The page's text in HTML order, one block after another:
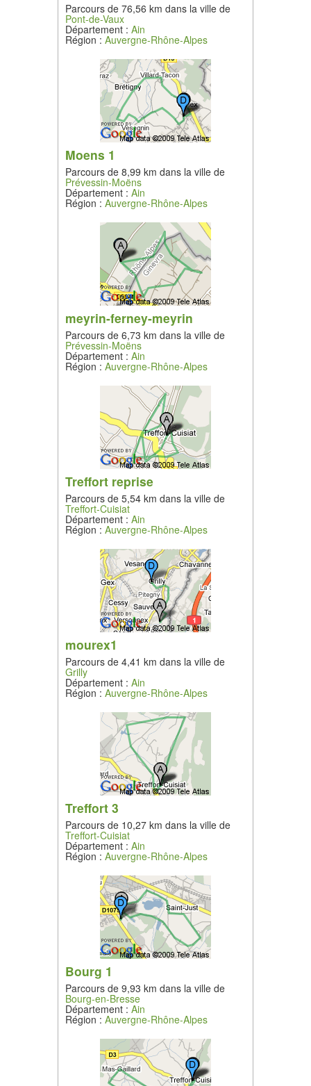
Parcours de 76,56 km dans la ville de
Pont-de-Vaux
Département :Ain
Région :Auvergne-Rhône-Alpes
Moens 1
Parcours de 8,99 km dans la ville de
Prévessin-Moëns
Département :Ain
Région :Auvergne-Rhône-Alpes
meyrin-ferney-meyrin
Parcours de 6,73 km dans la ville de
Prévessin-Moëns
Département :Ain
Région :Auvergne-Rhône-Alpes
Treffort reprise
Parcours de 5,54 km dans la ville de
Treffort-Cuisiat
Département :Ain
Région :Auvergne-Rhône-Alpes
mourex1
Parcours de 4,41 km dans la ville de
Grilly
Département :Ain
Région :Auvergne-Rhône-Alpes
Treffort 3
Parcours de 10,27 km dans la ville de
Treffort-Cuisiat
Département :Ain
Région :Auvergne-Rhône-Alpes
Bourg 1
Parcours de 9,93 km dans la ville de
Bourg-en-Bresse
Département :Ain
Région :Auvergne-Rhône-Alpes